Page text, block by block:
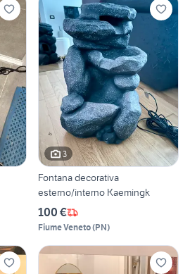
3
Fontana decorativa
esterno/interno Kaemingk
100 €
Fiume Veneto(PN)